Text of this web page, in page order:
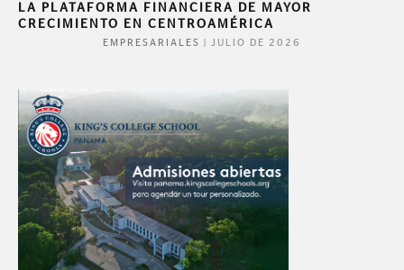
LA PLATAFORMA FINANCIERA DE MAYOR
CRECIMIENTO EN CENTROAMÉRICA
EMPRESARIALES JULIO DE 2026